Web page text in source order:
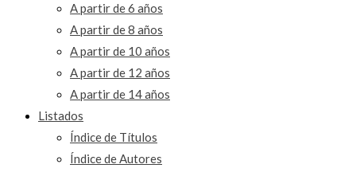
A partir de 6 años
A partir de 8 años
A partir de 10 años
A partir de 12 años
A partir de 14 años
Listados
Índice de Títulos
Índice de Autores